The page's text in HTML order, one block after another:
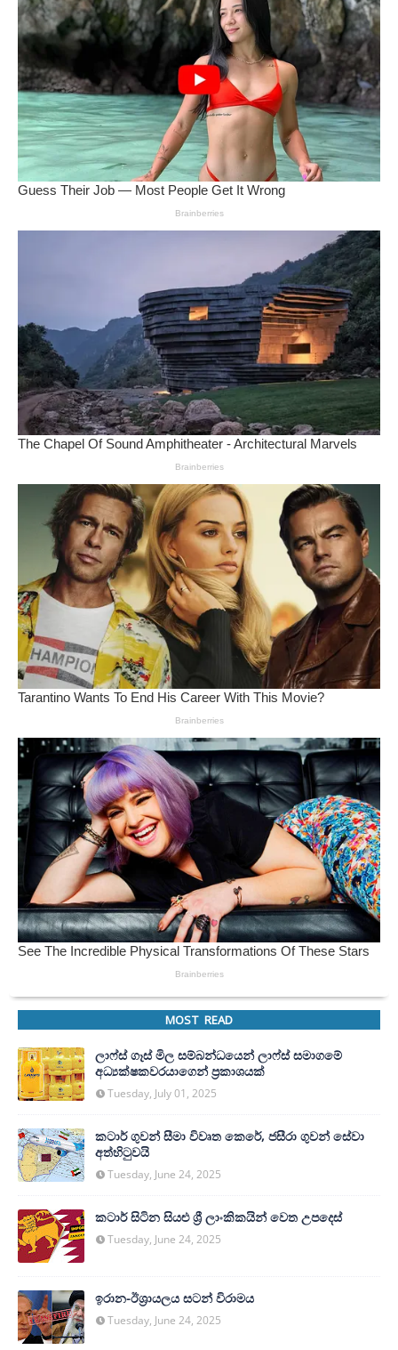
MOST READ
ලාෆ්ස් ගෑස් මිල සම්බන්ධයෙන් ලාෆ්ස් සමාගමේ
අධ්‍යක්ෂකවරයාගෙන් ප්‍රකාශයක්
Tuesday, July 01, 2025
කටාර් ගුවන් සීමා විවෘත කෙරේ, ජසීරා ගුවන් සේවා
අත්හි‍ටුවයි
Tuesday, June 24, 2025
කටාර් සිටින සියළු ශ්‍රී ලාංකිකයින් වෙත උපදෙස්
Tuesday, June 24, 2025
ඉරාන-ඊශ්‍රායලය සටන් විරාමය
Tuesday, June 24, 2025